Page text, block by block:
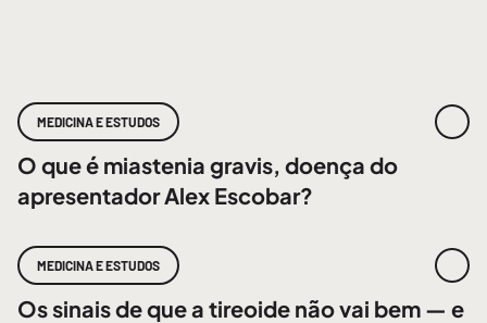
MEDICINA E ESTUDOS
O que é miastenia gravis, doença do
apresentador Alex Escobar?
MEDICINA E ESTUDOS
Os sinais de que a tireoide não vai bem — e